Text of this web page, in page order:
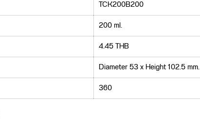
TCK200B200
200 ml.
4.45 THB
Diameter 53 x Height 102.5 mm.
360